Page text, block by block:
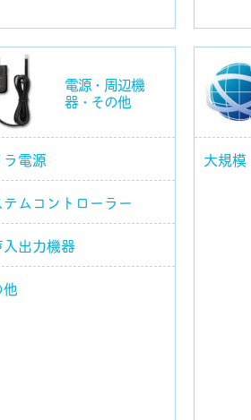
電源・周辺機
器・その他
ラ電源
テムコントローラー
出力機器
大規